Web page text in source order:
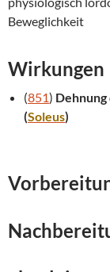
Beweglichkeit
Wirkungen
(851)
(Soleus)